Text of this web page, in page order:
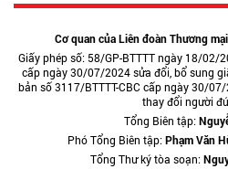
Cơ quan của Liên đoàn Thương
Giấy phép số: 58/GP-BTTTT ngày 18/02/
cấp ngày 30/07/2024 sửa đổi, bổ sung
bản số 3117/BTTTT-CBC cấp ngày 30/
thay đổi người
Tổng Biên tập:
Phó Tổng Biên tập:Phạm Văn
Tổng Thư ký tòa soạn: